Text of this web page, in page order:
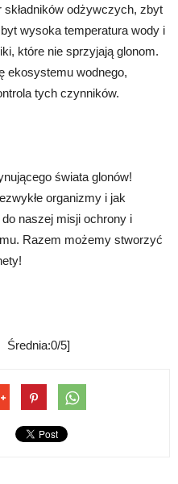
odżywczych, zbyt
wysoka temperatura wody i
które nie sprzyjają glonom.
ekosystemu wodnego,
tych czynników.
świata glonów!
organizmy i jak
naszej misji ochrony i
Razem możemy stworzyć
Średnia:0/5]